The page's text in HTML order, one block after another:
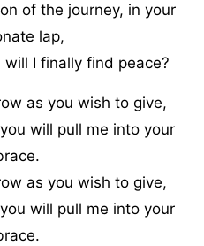
of the journey, in your
lap,
I finally find peace?
as you wish to give,
will pull me into your
as you wish to give,
will pull me into your